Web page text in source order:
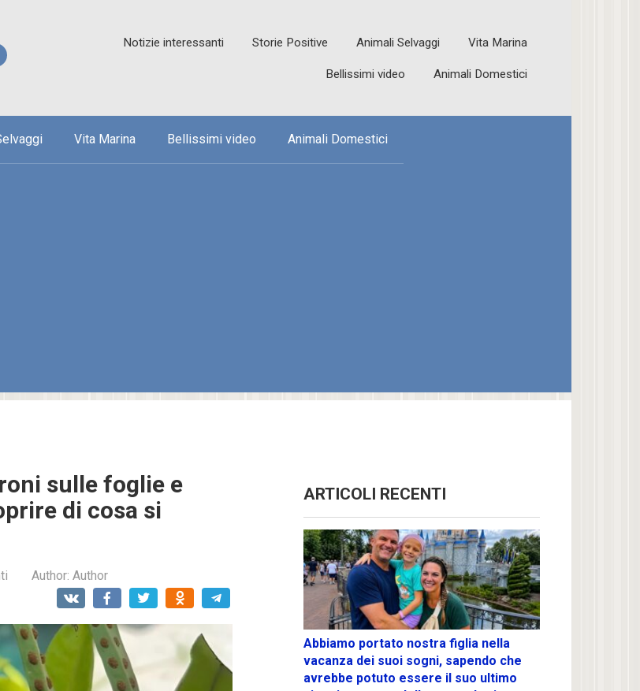
Notizie interessanti Storie Positive Animali Selvaggi Vita Marina
Bellissimi video Animali Domestici
Vita Marina Bellissimi video Animali Domestici
sulle foglie e
di cosa si
Author: Author
ARTICOLI RECENTI
Abbiamo portato nostra figlia nella
vacanza dei suoi sogni, sapendo che
avrebbe potuto essere il suo ultimo